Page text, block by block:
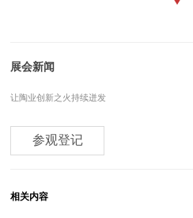
展会新闻
让陶业创新之火持续迸发
参观登记
相关内容